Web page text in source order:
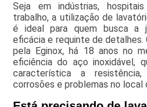
Seja em indústrias,
trabalho, a utilização de
é ideal para quem busca a
eficácia e requinte de
pela Eginox, há 18 anos no
eficiência do aço inoxidável,
característica a
corrosões e problemas no local